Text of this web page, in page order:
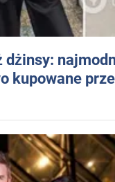
dżinsy:
kupowane